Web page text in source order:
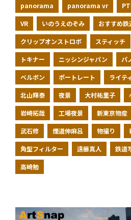
panorama panorama vr
VR いのうえのぞみ おすすめ
クリップオンストロボ スティッチ
トキナー ニッシンジャパン パ
ベルボン ポートレート ライテ
北山輝泰 夜景 大村祐里子
岩崎拓哉 工場夜景 新東京物産
武石修 煙道伸麻呂 物撮り
角型フィルター 遠藤真人 鉄道
高崎勉